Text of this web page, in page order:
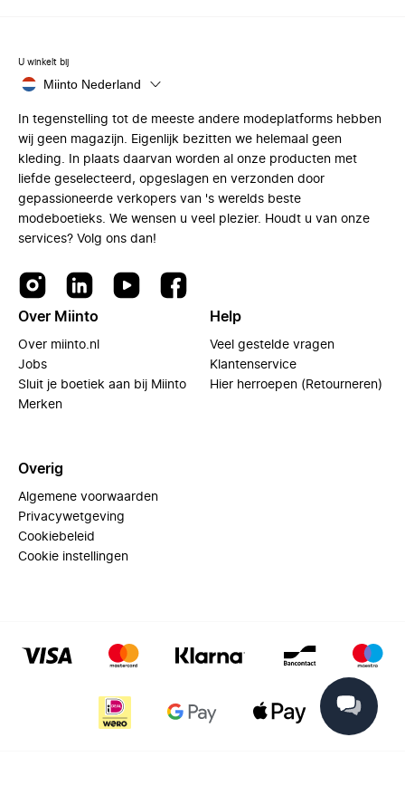
U winkelt bij
Miinto Nederland
In tegenstelling tot de meeste andere modeplatforms hebben
wij geen magazijn. Eigenlijk bezitten we helemaal geen
kleding. In plaats daarvan worden al onze producten met
liefde geselecteerd, opgeslagen en verzonden door
gepassioneerde verkopers van 's werelds beste
modeboetieks. We wensen u veel plezier. Houdt u van onze
services? Volg ons dan!
Over Miinto
Over miinto.nl
Jobs
Sluit je boetiek aan bij Miinto
Merken
Help
Veel gestelde vragen
Klantenservice
Hier herroepen (Retourneren)
Overig
Algemene voorwaarden
Privacywetgeving
Cookiebeleid
Cookie instellingen